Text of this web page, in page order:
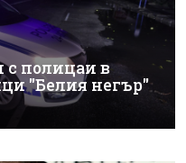
с полицаи в
"Белия негър"